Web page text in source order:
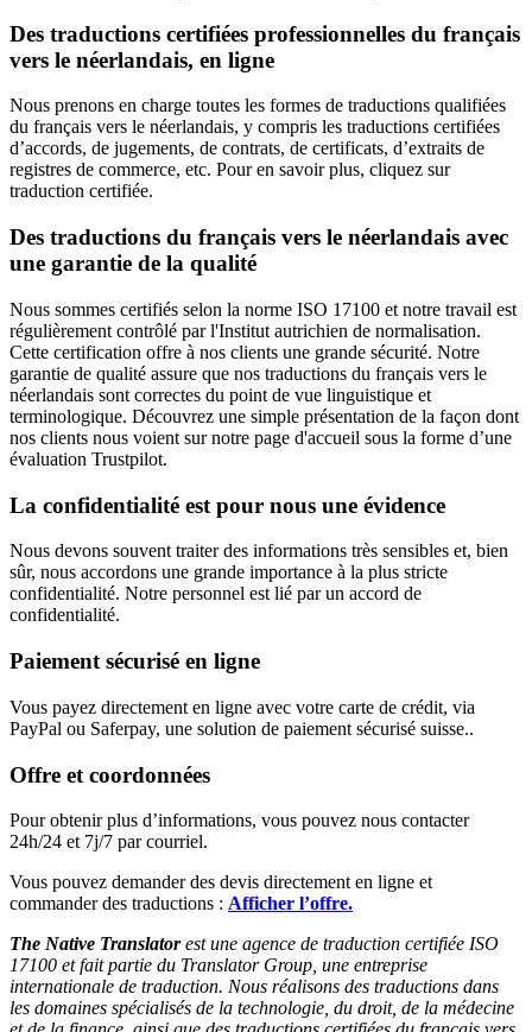
Des traductions certifiées professionnelles du français
vers le néerlandais, en ligne
Nous prenons en charge toutes les formes de traductions qualifiées
du français vers le néerlandais, y compris les traductions certifiées
d’accords, de jugements, de contrats, de certificats, d’extraits de
registres de commerce, etc. Pour en savoir plus, cliquez sur
traduction certifiée.
Des traductions du français vers le néerlandais avec
une garantie de la qualité
Nous sommes certifiés selon la norme ISO 17100 et notre travail est
régulièrement contrôlé par l'Institut autrichien de normalisation.
Cette certification offre à nos clients une grande sécurité. Notre
garantie de qualité assure que nos traductions du français vers le
néerlandais sont correctes du point de vue linguistique et
terminologique. Découvrez une simple présentation de la façon dont
nos clients nous voient sur notre page d'accueil sous la forme d’une
évaluation Trustpilot.
La confidentialité est pour nous une évidence
Nous devons souvent traiter des informations très sensibles et, bien
sûr, nous accordons une grande importance à la plus stricte
confidentialité. Notre personnel est lié par un accord de
confidentialité.
Paiement sécurisé en ligne
Vous payez directement en ligne avec votre carte de crédit, via
PayPal ou Saferpay, une solution de paiement sécurisé suisse..
Offre et coordonnées
Pour obtenir plus d’informations, vous pouvez nous contacter
24h/24 et 7j/7 par courriel.
Vous pouvez demander des devis directement en ligne et
commander des traductions : Afficher l’offre.
The Native Translatorest une agence de traduction certifiée ISO
17100 et fait partie du Translator Group, une entreprise
internationale de traduction. Nous réalisons des traductions dans
les domaines spécialisés de la technologie, du droit, de la médecine